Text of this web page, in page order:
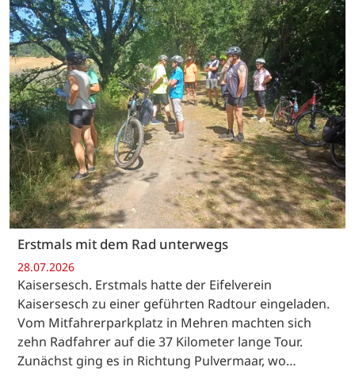
Erstmals mit dem Rad unterwegs
28.07.2026
Kaisersesch. Erstmals hatte der Eifelverein
Kaisersesch zu einer geführten Radtour eingeladen.
Vom Mitfahrerparkplatz in Mehren machten sich
zehn Radfahrer auf die 37 Kilometer lange Tour.
Zunächst ging es in Richtung Pulvermaar, wo…